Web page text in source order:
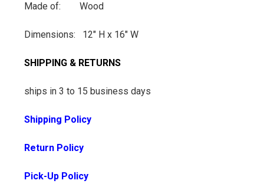
Made of: Wood
Dimensions: 12" H x 16" W
SHIPPING & RETURNS
ships in 3 to 15 business days
Shipping Policy
Return Policy
Pick-Up Policy